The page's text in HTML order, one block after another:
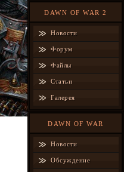
DAWN OF WAR 2
Новости
Форум
Файлы
Статьи
Галерея
DAWN OF WAR
Новости
Обсуждение